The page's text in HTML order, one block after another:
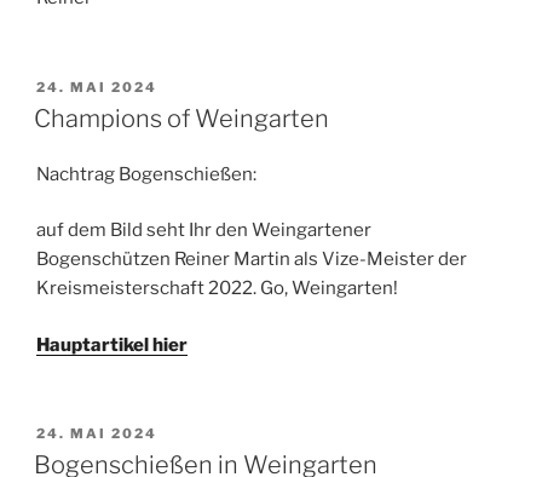
VERÖFFENTLICHT
AM
24. MAI 2024
Champions of Weingarten
Nachtrag Bogenschießen:
auf dem Bild seht Ihr den Weingartener
Bogenschützen Reiner Martin als Vize-Meister der
Kreismeisterschaft 2022. Go, Weingarten!
Hauptartikel hier
VERÖFFENTLICHT
AM
24. MAI 2024
Bogenschießen in Weingarten